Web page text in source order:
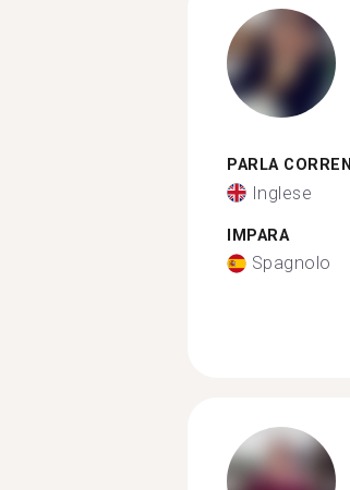
PARLA
Inglese
IMPARA
Spagnolo